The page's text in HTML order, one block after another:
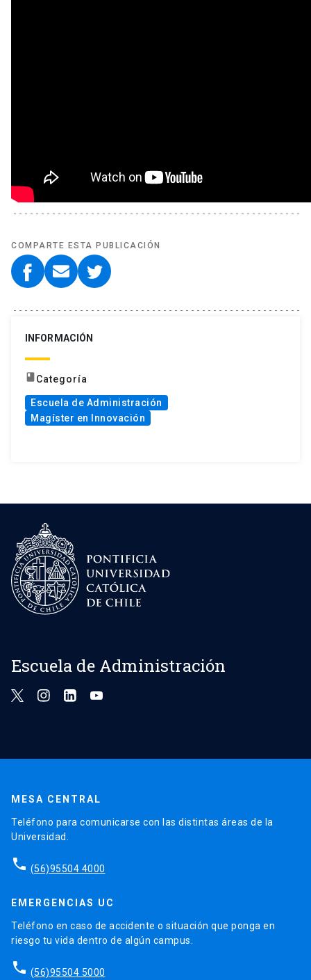
COMPARTE ESTA PUBLICACIÓN
INFORMACIÓN
book Categoría
Escuela de Administración
Magíster en Innovación
Escuela de Administración
MESA CENTRAL
Teléfono para comunicarse con las distintas áreas de la
Universidad.
phone (56)95504 4000
EMERGENCIAS UC
Teléfono en caso de accidente o situación que ponga en
riesgo tu vida dentro de algún campus.
phone (56)95504 5000